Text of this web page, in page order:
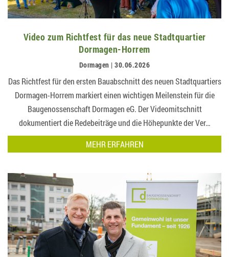
Video zum Richtfest für das neue Stadtquartier
Dormagen-Horrem
Dormagen | 30.06.2026
Das Richtfest für den ersten Bauabschnitt des neuen Stadtquartiers
Dormagen-Horrem markiert einen wichtigen Meilenstein für die
Baugenossenschaft Dormagen eG. Der Videomitschnitt
dokumentiert die Redebeiträge und die Höhepunkte der Ver…
MEHR ERFAHREN